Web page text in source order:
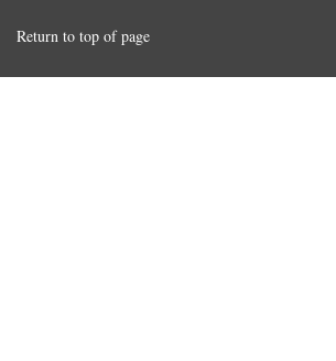
Return to top of page